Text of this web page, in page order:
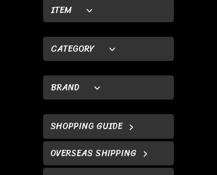
ITEM
CATEGORY
BRAND
SHOPPING GUIDE
OVERSEAS SHIPPING